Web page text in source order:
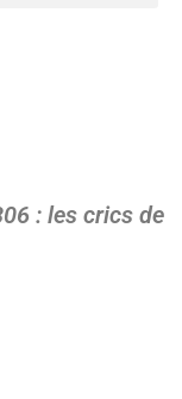
: les crics de